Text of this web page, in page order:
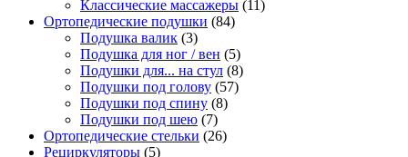
товара
Классические массажеры 1111
Ортопедические подушки 8484
Подушка валик 33
товара
Подушка для ног / вен 55
товаров
Подушки для... на стул 88
товаров
Подушки под голову 5757
Подушки под спину 88
Подушки под шею 77
товаров
Ортопедические стельки 2626
Рециркуляторы 55